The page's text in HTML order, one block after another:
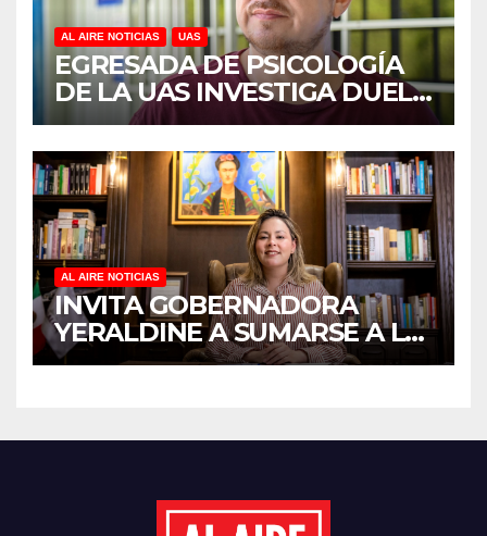
AL AIRE NOTICIAS UAS
EGRESADA DE PSICOLOGÍA
DE LA UAS INVESTIGA DUELO
ANTICIPADO Y SOBRECARGA
EN CUIDADORES DE
ADULTOS MAYORES
AL AIRE NOTICIAS
INVITA GOBERNADORA
YERALDINE A SUMARSE A LA
JORNADA NACIONAL DE
DE ÁRBOLES